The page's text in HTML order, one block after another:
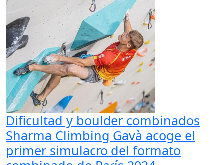
Dificultad y boulder combinados
Sharma Climbing Gavà acoge el
primer simulacro del formato